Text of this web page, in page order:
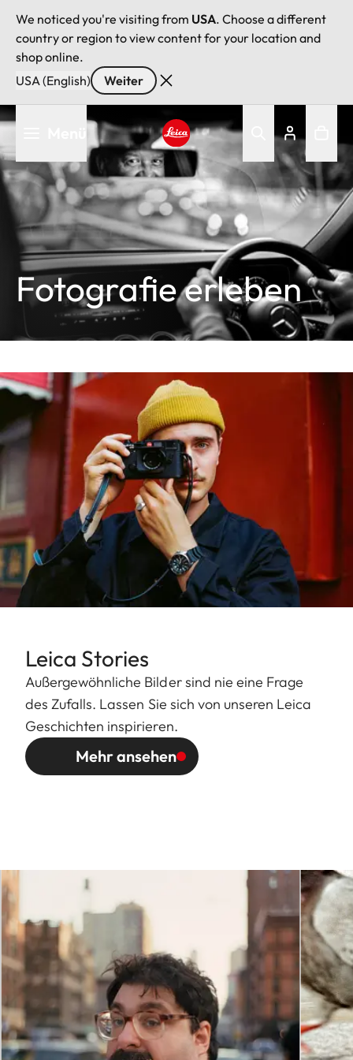
We noticed you're visiting from USA. Choose a different
country or region to view content for your location and
shop online.
USA (English)
Weiter
Direkt
Inhalt
Leica logo - Home
Fotografie erleben
Leica Stories
Außergewöhnliche Bilder sind nie eine Frage
des Zufalls. Lassen Sie sich von unseren Leica
Geschichten inspirieren.
Mehr ansehen